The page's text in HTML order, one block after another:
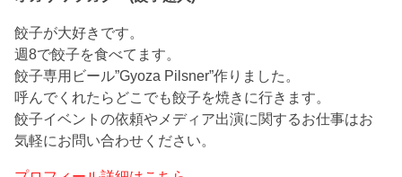
餃子が大好きです。
週8で餃子を食べてます。
餃子専用ビール”Gyoza Pilsner”作りました。
呼んでくれたらどこでも餃子を焼きに行きます。
餃子イベントの依頼やメディア出演に関するお仕事はお
気軽にお問い合わせください。